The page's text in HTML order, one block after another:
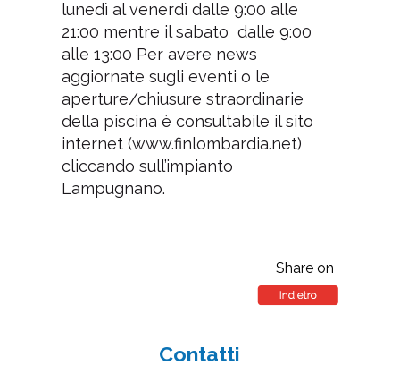
lunedì al venerdì dalle 9:00 alle
21:00 mentre il sabato dalle 9:00
alle 13:00 Per avere news
aggiornate sugli eventi o le
aperture/chiusure straordinarie
della piscina è consultabile il sito
internet (www.finlombardia.net)
cliccando sull’impianto
Lampugnano.
Share on
Contatti